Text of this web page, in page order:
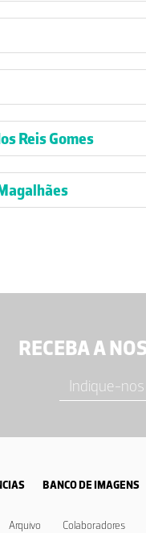
Reis Gomes
RECEBA A
BANCO DE IMAGENS
Arquivo Colaboradores